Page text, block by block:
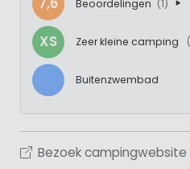
Beoordelingen (1)
XS Zeer kleine camping
Buitenzwembad
Bezoek campingwebsite